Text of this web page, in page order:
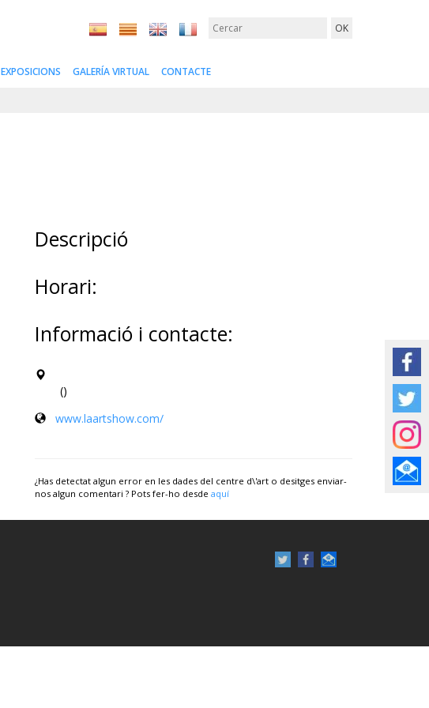
EXPOSICIONS GALERÍA VIRTUAL
CONTACTE
Descripció
Horari:
Informació i contacte:
()
www.laartshow.com/
¿Has detectat algun error en les dades del centre d\'art o desitges enviar-
nos algun comentari ? Pots fer-ho desde aquí